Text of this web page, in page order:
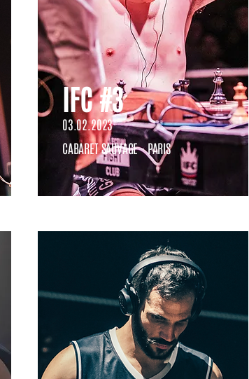
IFC #3
03.02.2023
CABARET SAUVAGE - PARIS